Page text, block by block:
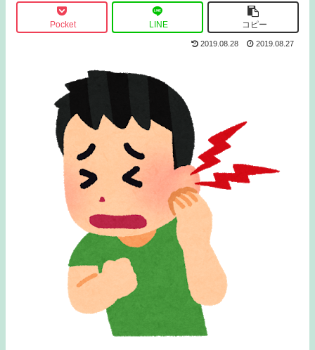
Pocket LINE コピー
2019.08.28 2019.08.27